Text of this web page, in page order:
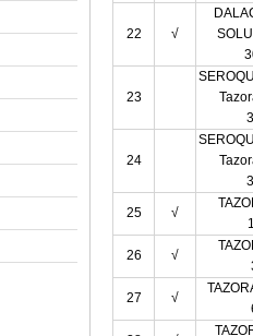
22 √
23
24
25 √
26 √
27 √